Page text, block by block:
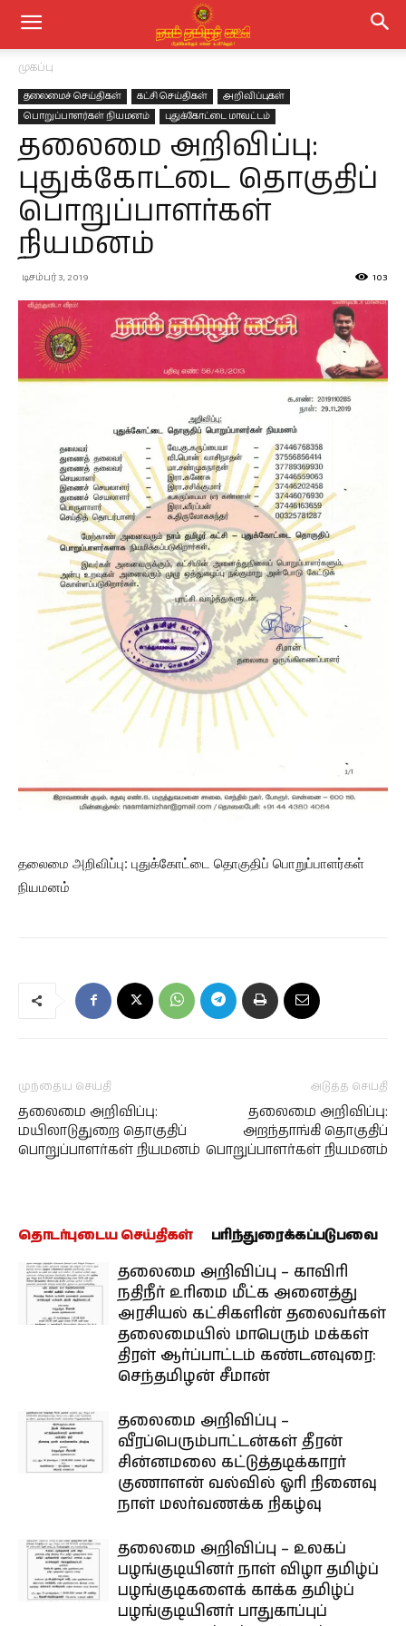
முகப்பு
தலைமைச் செய்திகள் கட்சி செய்திகள்
அறிவிப்புகள்
பொறுப்பாளர்கள் நியமனம்
புதுக்கோட்டை மாவட்டம்
தலைமை அறிவிப்பு:
புதுக்கோட்டை தொகுதிப்
பொறுப்பாளர்கள்
நியமனம்
டிசம்பர் 3, 2019 103
தலைமை அறிவிப்பு: புதுக்கோட்டை தொகுதிப் பொறுப்பாளர்கள்
நியமனம்
முந்தைய செய்தி
தலைமை அறிவிப்பு:
மயிலாடுதுறை தொகுதிப்
பொறுப்பாளர்கள் நியமனம்
அடுத்த செய்தி
தலைமை அறிவிப்பு:
அறந்தாங்கி தொகுதிப்
பொறுப்பாளர்கள் நியமனம்
தொடர்புடைய செய்திகள் பரிந்துரைக்கப்படுபவை
தலைமை அறிவிப்பு – காவிரி
நதிநீர் உரிமை மீட்க அனைத்து
அரசியல் கட்சிகளின் தலைவர்கள்
தலைமையில் மாபெரும் மக்கள்
திரள் ஆர்ப்பாட்டம் கண்டனவுரை:
செந்தமிழன் சீமான்
தலைமை அறிவிப்பு –
வீரப்பெரும்பாட்டன்கள் தீரன்
சின்னமலை கட்டுத்தடிக்காரர்
குணாளன் வல்வில் ஓரி நினைவு
நாள் மலர்வணக்க நிகழ்வு
தலைமை அறிவிப்பு – உலகப்
பழங்குடியினர் நாள் விழா தமிழ்ப்
பழங்குடிகளைக் காக்க தமிழ்ப்
பழங்குடியினர் பாதுகாப்புப்